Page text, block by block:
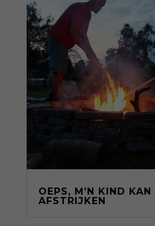
OEPS, M’N KIND KAN
AFSTRIJKEN